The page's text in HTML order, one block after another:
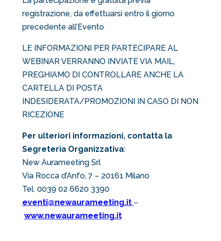
registrazione, da effettuarsi entro il giorno
precedente all’Evento
LE INFORMAZIONI PER PARTECIPARE AL
WEBINAR VERRANNO INVIATE VIA MAIL,
PREGHIAMO DI CONTROLLARE ANCHE LA
CARTELLA DI POSTA
INDESIDERATA/PROMOZIONI IN CASO DI NON
RICEZIONE
Per ulteriori informazioni, contatta la
Segreteria Organizzativa:
New Aurameeting Srl
Via Rocca d’Anfo, 7 – 20161 Milano
Tel. 0039 02 6620 3390
eventi@newaurameeting.it –
www.newaurameeting.it